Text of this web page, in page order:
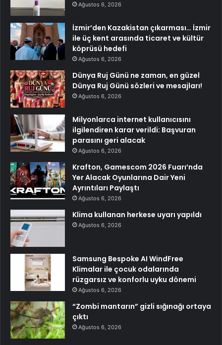
Ağustos 6, 2026
İzmir’den Kazakistan çıkarması… İzmir
ile üç kent arasında ticaret ve kültür
köprüsü hedefi
Ağustos 6, 2026
Dünya Ruj Günü ne zaman, en güzel
Dünya Ruj Günü sözleri ve mesajları!
Ağustos 6, 2026
Milyonlarca internet kullanıcısını
ilgilendiren karar verildi: Başvuran
parasını geri alacak
Ağustos 6, 2026
Krafton, Gamescom 2026 Fuarı’nda
Yer Alacak Oyunlarına Dair Yeni
Ayrıntıları Paylaştı
Ağustos 6, 2026
Klima kullanan herkese uyarı yapıldı
Ağustos 6, 2026
Samsung Bespoke AI WindFree
Klimalar ile çocuk odalarında
rüzgarsız ve konforlu uyku dönemi
Ağustos 6, 2026
“Zombi mantarın” gizli sığınağı ortaya
çıktı
Ağustos 6, 2026